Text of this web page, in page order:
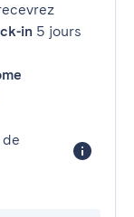
in 5 jours